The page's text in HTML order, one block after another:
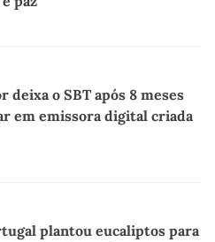
deixa o SBT após 8 meses
em emissora digital criada
plantou eucaliptos para